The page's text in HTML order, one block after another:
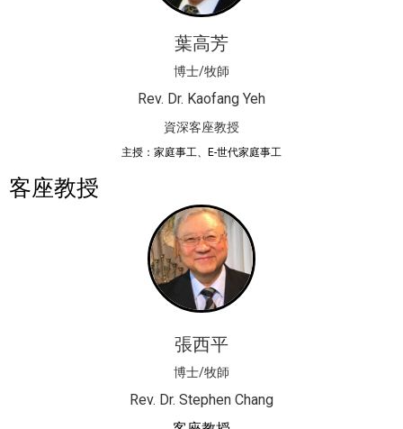
葉高芳
博士/牧師
Rev. Dr. Kaofang Yeh
資深客座教授
主授：家庭事工、E-世代家庭事工
客座教授
張西平
博士/牧師
Rev. Dr. Stephen Chang